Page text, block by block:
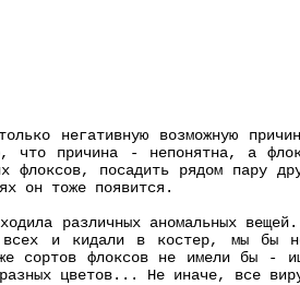
негативную возможную
причина - непонятна, а
флоксов, посадить рядом пару
он тоже появится.
различных аномальных
и кидали в костер, мы бы
сортов флоксов не имели бы -
цветов... Не иначе, все